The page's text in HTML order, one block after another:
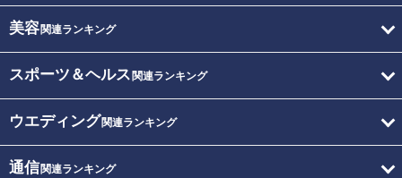
美容関連ランキング
スポーツ＆ヘルス 関連ランキング
ウエディング関連ランキング
通信関連ランキング